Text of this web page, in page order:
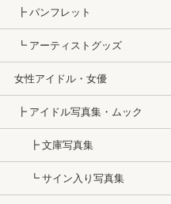
┣ パンフレット
┗ アーティストグッズ
女性アイドル・女優
┣ アイドル写真集・ムック
┣ 文庫写真集
┗ サイン入り写真集